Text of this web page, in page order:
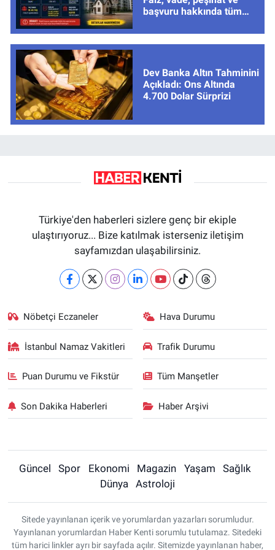
başvuru hakkında tüm
Dev Banka Altın Tahminini
Açıkladı: Ons Altında
4.700 Dolar Sürprizi
Türkiye'den haberleri sizlere genç bir ekiple
ulaştırıyoruz... Bize katılmak isterseniz iletişim
sayfamızdan ulaşabilirsiniz.
Nöbetçi Eczaneler Hava Durumu
İstanbul Namaz Vakitleri Trafik Durumu
Puan Durumu ve Fikstür Tüm Manşetler
Son Dakika Haberleri Haber Arşivi
Güncel Spor Ekonomi Magazin Yaşam
Sağlık
Dünya
Astroloji
Sitede yayınlanan içerik ve yorumlardan yazarları sorumludur.
Yayınlanan yorumlardan Haber Kenti sorumlu tutulamaz. Sitedeki
tüm harici linkler ayrı bir sayfada açılır. Sitemizde yayınlanan haber,